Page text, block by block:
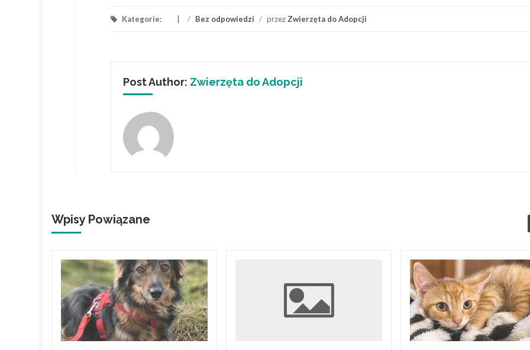
Kategorie: / Bez odpowiedzi / przez Zwierzęta do Adopcji
Post Author: Zwierzęta do Adopcji
Wpisy Powiązane